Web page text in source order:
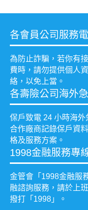
各會員公司服務
為防止詐騙，若你有
費時，請勿提供個人
絡，以免上當。
各壽險公司海外
保戶致電 24 小時海外
合作廠商記錄保戶資
格及服務方案。
1998金融服務專
金管會「1998金融服
融諮詢服務，請於上
撥打「1998」。